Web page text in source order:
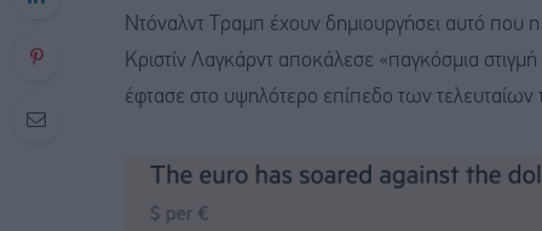
Ντόναλντ Τραμπ έχουν δημιουργήσει αυτό που
Κριστίν Λαγκάρντ αποκάλεσε «παγκόσμια
έφτασε στο υψηλότερο επίπεδο των